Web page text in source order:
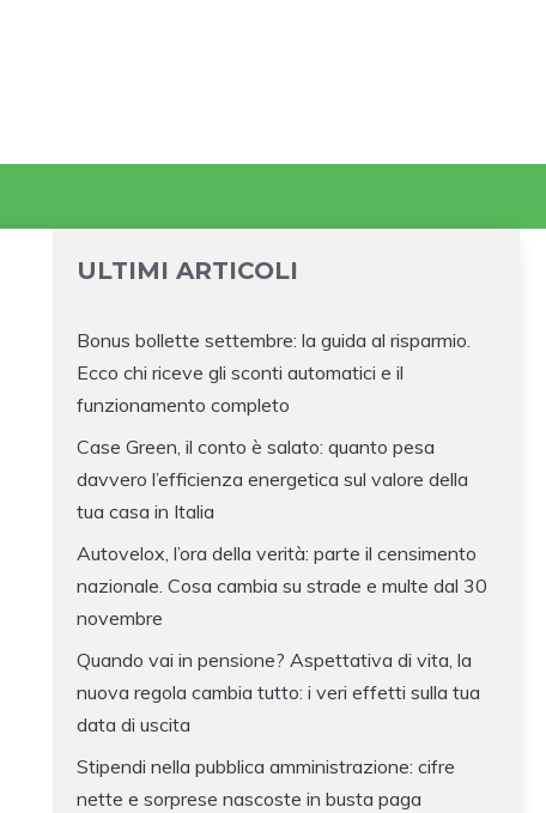
ULTIMI ARTICOLI
Bonus bollette settembre: la guida al risparmio.
Ecco chi riceve gli sconti automatici e il
funzionamento completo
Case Green, il conto è salato: quanto pesa
davvero l’efficienza energetica sul valore della
tua casa in Italia
Autovelox, l’ora della verità: parte il censimento
nazionale. Cosa cambia su strade e multe dal 30
novembre
Quando vai in pensione? Aspettativa di vita, la
nuova regola cambia tutto: i veri effetti sulla tua
data di uscita
Stipendi nella pubblica amministrazione: cifre
nette e sorprese nascoste in busta paga